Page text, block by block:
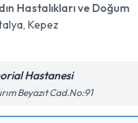
Hastalıkları ve Doğum
, Kepez
Hastanesi
Beyazıt Cad.No:91